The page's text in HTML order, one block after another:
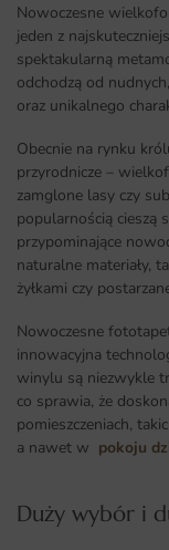
Nowoczesne
jeden z
spektakularną
odchodzą od
oraz unikalnego
Obecnie na rynku
przyrodnicze –
zamglone lasy czy
popularnością cieszą
przypominające
naturalne materiały,
żyłkami czy
Nowoczesne
innowacyjna
winylu są niezwykle
co sprawia, że
pomieszczeniach,
a nawet w pokoju
Duży wybór i